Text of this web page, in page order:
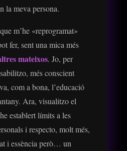
la meva persona.
m’he «reprogramat»
fer, sent una mica més
mateixos. Jo, per
més conscient
com a bona, l’educació
Ara, visualitzo el
establert límits a les
i respecto, molt més,
i essència però… un